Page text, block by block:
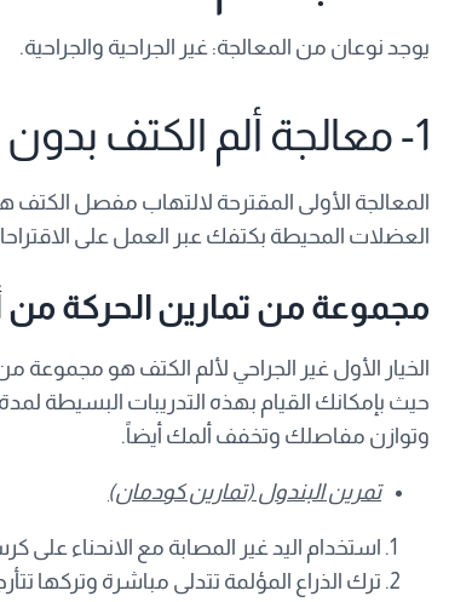
يوجد نوعان من المعالجة: غير الجراحية والجراحية.
1- معالجة ألم الكتف بدون جراحة
المعالجة الأولى المقترحة لالتهاب مفصل الكتف
العضلات المحيطة بكتفك عبر العمل على
‏مجموعة من تمارين الحركة من
الخيار الأول غير الجراحي لألم الكتف هو مجموعة
حيث بإمكانك القيام بهذه التدريبات البسيطة
وتوازن مفاصلك وتخفف ألمك أيضاً.
تمرين البندول (تمارين كودمان)
استخدام اليد غير المصابة مع الانحناء على
ترك الذراع المؤلمة تتدلى مباشرة وتركها